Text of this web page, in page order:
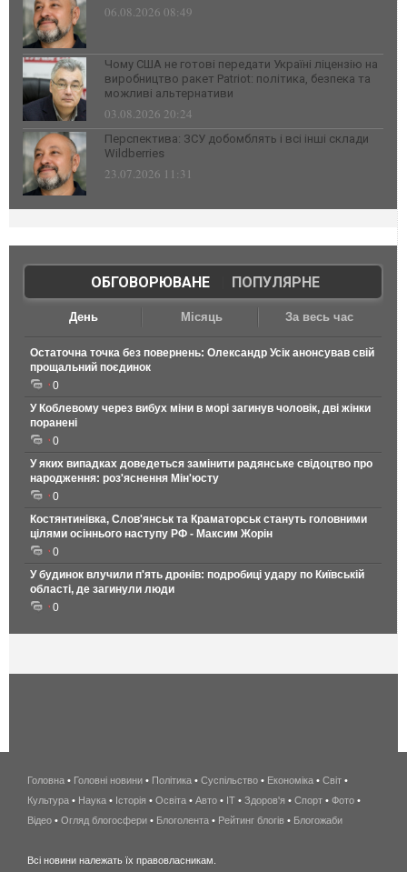
06.08.2026 08:49
Чому США не готові передати Україні ліцензію на
виробництво ракет Patriot: політика, безпека та
можливі альтернативи
03.08.2026 20:24
Перспектива: ЗСУ добомблять і всі інші склади
Wildberries
23.07.2026 11:31
ОБГОВОРЮВАНЕ| ПОПУЛЯРНЕ
День Місяць За весь час
Остаточна точка без повернень: Олександр Усік анонсував свій
прощальний поєдинок
0
У Коблевому через вибух міни в морі загинув чоловік, дві жінки
поранені
0
У яких випадках доведеться замінити радянське свідоцтво про
народження: роз'яснення Мін'юсту
0
Костянтинівка, Слов'янськ та Краматорськ стануть головними
цілями осіннього наступу РФ - Максим Жорін
0
У будинок влучили п'ять дронів: подробиці удару по Київській
області, де загинули люди
0
беспроводной
интернет
киев
Головна • Головні новини • Політика • Суспільство • Економіка • Світ •
Культура • Наука • Історія • Освіта • Авто • IT • Здоров'я • Спорт • Фото •
Відео • Огляд блогосфери • Блоголента • Рейтинг блогів • Блогожаби
Всі новини належать їх правовласникам.